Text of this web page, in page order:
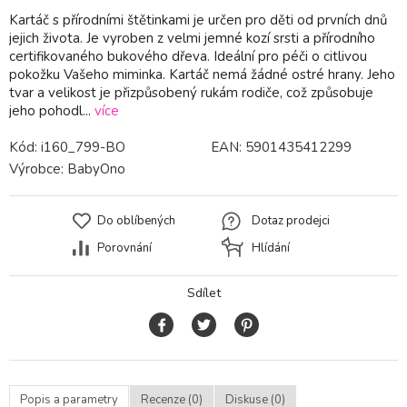
Kartáč s přírodními štětinkami je určen pro děti od prvních dnů
jejich života. Je vyroben z velmi jemné kozí srsti a přírodního
certifikovaného bukového dřeva. Ideální pro péči o citlivou
pokožku Vašeho miminka. Kartáč nemá žádné ostré hrany. Jeho
tvar a velikost je přizpůsobený rukám rodiče, což způsobuje
jeho pohodl... více
Kód: i160_799-BO EAN: 5901435412299
Výrobce: BabyOno
Do oblíbených
Porovnání
Dotaz prodejci
Hlídání
Sdílet
Popis a parametry Recenze (0) Diskuse (0)